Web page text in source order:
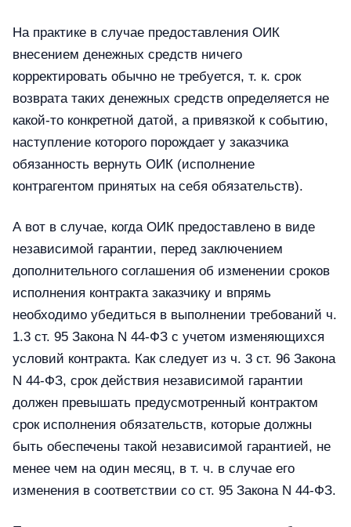
На практике в случае предоставления ОИК
внесением денежных средств ничего
корректировать обычно не требуется, т. к. срок
возврата таких денежных средств определяется не
какой-то конкретной датой, а привязкой к событию,
наступление которого порождает у заказчика
обязанность вернуть ОИК (исполнение
контрагентом принятых на себя обязательств).
А вот в случае, когда ОИК предоставлено в виде
независимой гарантии, перед заключением
дополнительного соглашения об изменении сроков
исполнения контракта заказчику и впрямь
необходимо убедиться в выполнении требований ч.
1.3 ст. 95 Закона N 44-ФЗ с учетом изменяющихся
условий контракта. Как следует из ч. 3 ст. 96 Закона
N 44-ФЗ, срок действия независимой гарантии
должен превышать предусмотренный контрактом
срок исполнения обязательств, которые должны
быть обеспечены такой независимой гарантией, не
менее чем на один месяц, в т. ч. в случае его
изменения в соответствии со ст. 95 Закона N 44-ФЗ.